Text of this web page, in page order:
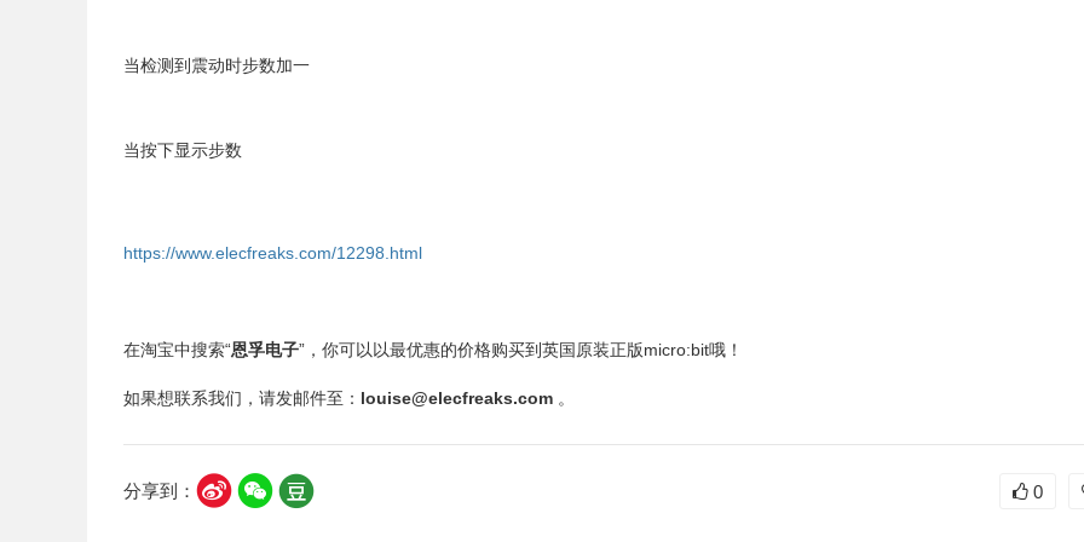
当检测到震动时步数加一
当按下显示步数
https://www.elecfreaks.com/12298.html
在淘宝中搜索“恩孚电子”，你可以以最优惠的价格购买到英国原装正版micro:bit哦！
如果想联系我们，请发邮件至： louise@elecfreaks.com 。
分享到： 0